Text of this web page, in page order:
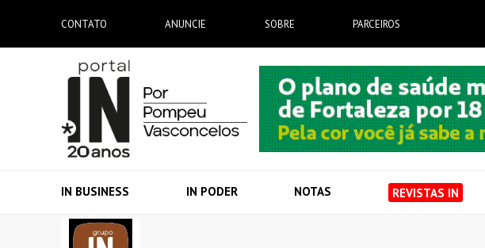
CONTATO ANUNCIE SOBRE PARCEIROS
IN BUSINESS IN PODER NOTAS REVISTAS IN